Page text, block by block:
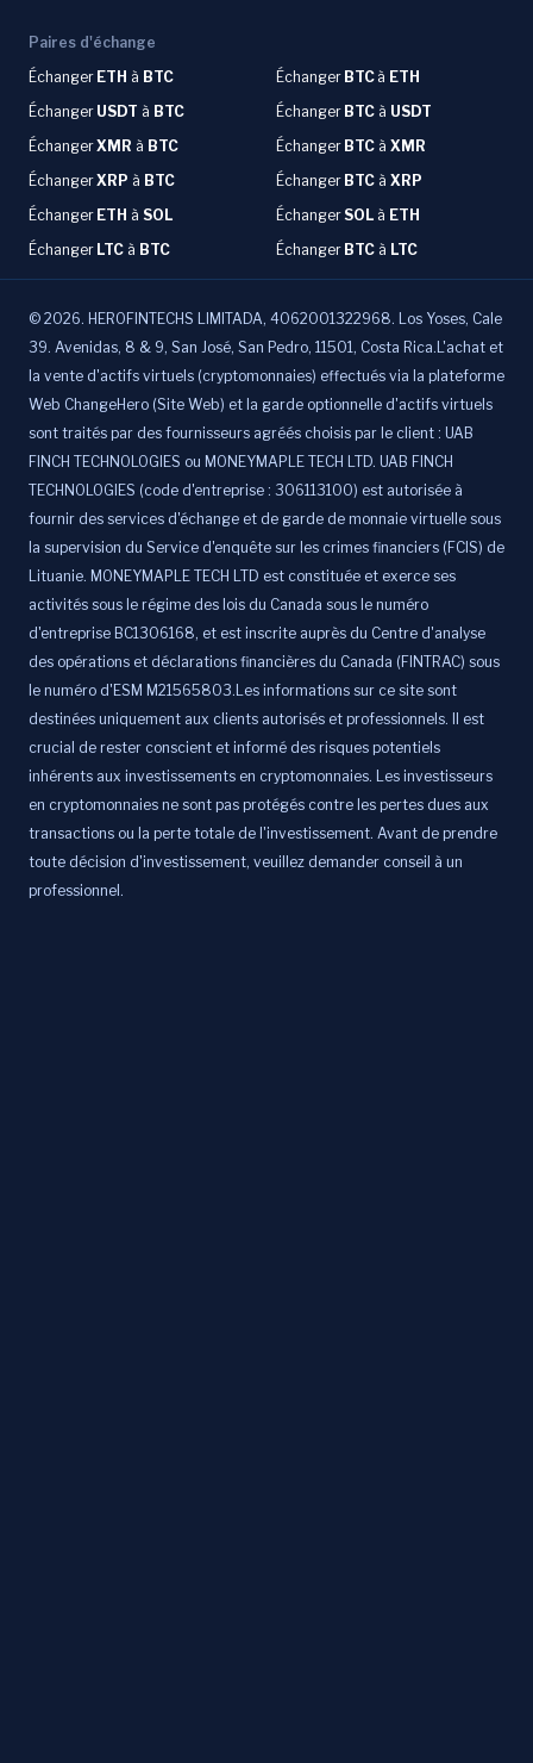
Paires d'échange
Échanger ETH à BTC Échanger BTC à ETH
Échanger USDT à BTC Échanger BTC à USDT
ÉchangerXMR à BTC Échanger BTC à XMR
ÉchangerXRP à BTC Échanger BTC à XRP
Échanger ETH à SOL ÉchangerSOL à ETH
Échanger LTC à BTC Échanger BTC à LTC
© 2026. HEROFINTECHS LIMITADA, 4062001322968. Los Yoses, Cale
39. Avenidas, 8 & 9, San José, San Pedro, 11501, Costa Rica.L'achat et
la vente d'actifs virtuels (cryptomonnaies) effectués via la plateforme
Web ChangeHero (Site Web) et la garde optionnelle d'actifs virtuels
sont traités par des fournisseurs agréés choisis par le client : UAB
FINCH TECHNOLOGIES ou MONEYMAPLE TECH LTD. UAB FINCH
TECHNOLOGIES (code d'entreprise : 306113100) est autorisée à
fournir des services d'échange et de garde de monnaie virtuelle sous
la supervision du Service d'enquête sur les crimes financiers (FCIS) de
Lituanie. MONEYMAPLE TECH LTD est constituée et exerce ses
activités sous le régime des lois du Canada sous le numéro
d'entreprise BC1306168, et est inscrite auprès du Centre d'analyse
des opérations et déclarations financières du Canada (FINTRAC) sous
le numéro d'ESM M21565803.Les informations sur ce site sont
destinées uniquement aux clients autorisés et professionnels. Il est
crucial de rester conscient et informé des risques potentiels
inhérents aux investissements en cryptomonnaies. Les investisseurs
en cryptomonnaies ne sont pas protégés contre les pertes dues aux
transactions ou la perte totale de l'investissement. Avant de prendre
toute décision d'investissement, veuillez demander conseil à un
professionnel.